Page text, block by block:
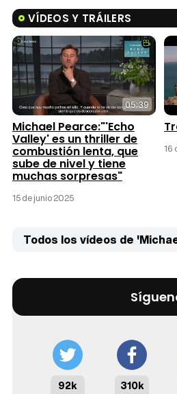
VÍDEOS Y TRÁILERS
05:39
Michael Pearce:"'Echo
Valley' es un thriller de
combustión lenta, que
sube de nivel y tiene
muchas sorpresas"
15 de junio 2025
16
Todos los vídeos de
92k 310k